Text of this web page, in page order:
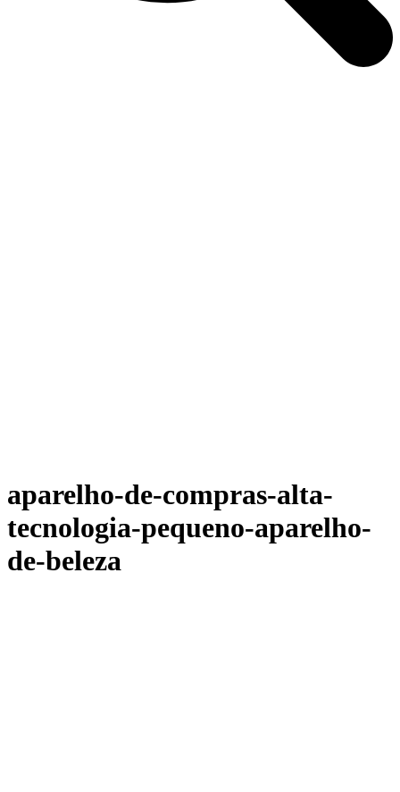
aparelho-de-compras-alta-
tecnologia-pequeno-aparelho-
de-beleza